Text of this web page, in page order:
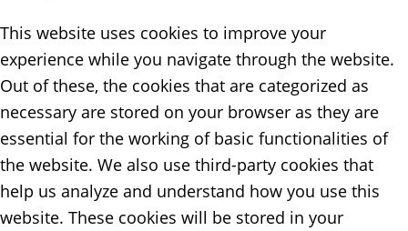
This website uses cookies to improve your
experience while you navigate through the website.
Out of these, the cookies that are categorized as
necessary are stored on your browser as they are
essential for the working of basic functionalities of
the website. We also use third-party cookies that
help us analyze and understand how you use this
website. These cookies will be stored in your